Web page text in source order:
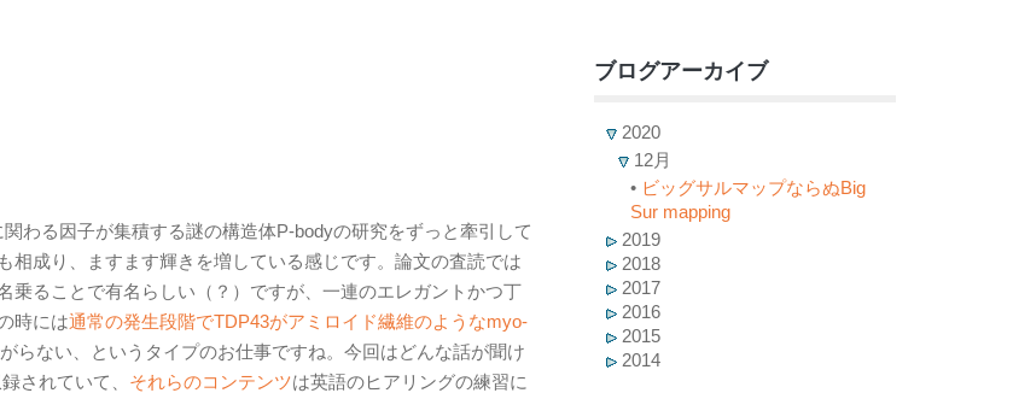
わる因子が集積する謎の構造体P-bodyの研究をずっと牽引して
成り、ますます輝きを増している感じです。論文の査読では
ることで有名らしい（？）ですが、一連のエレガントかつ丁
時には通常の発生段階でTDP43がアミロイド繊維のようなmyo-
らない、というタイプのお仕事ですね。今回はどんな話が聞け
されていて、 それらのコンテンツは英語のヒアリングの練習に
ブログアーカイブ
2020
12月
• ビッグサルマップならぬBig
Sur mapping
2019
2018
2017
2016
2015
2014